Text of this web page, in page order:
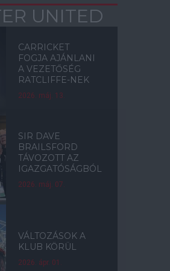
UNITED
CARRICKET
FOGJA AJÁNLANI
A VEZETŐSÉG
RATCLIFFE-NEK
2026. máj. 13.
SIR DAVE
BRAILSFORD
TÁVOZOTT AZ
IGAZGATÓSÁGBÓL
2026. máj. 07.
VÁLTOZÁSOK A
KLUB KÖRÜL
2026. ápr. 01.